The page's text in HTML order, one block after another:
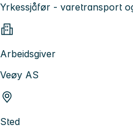
Yrkessjåfør - varetransport
Arbeidsgiver
Veøy AS
Sted